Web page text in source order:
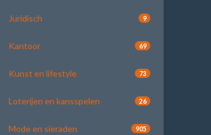
Juridisch 9
Kantoor 69
Kunst en lifestyle 73
Loterijen en kansspelen 26
Mode en sieraden 905